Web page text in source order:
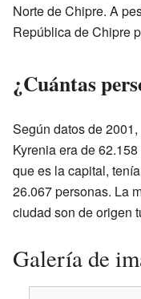
Norte de Chipre. A
República de Chipre
¿Cuántas
Según datos de
Kyrenia era de
que es la capital,
26.067 personas. La
ciudad son de origen
Galería de